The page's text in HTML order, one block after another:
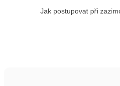
Jak postupovat při